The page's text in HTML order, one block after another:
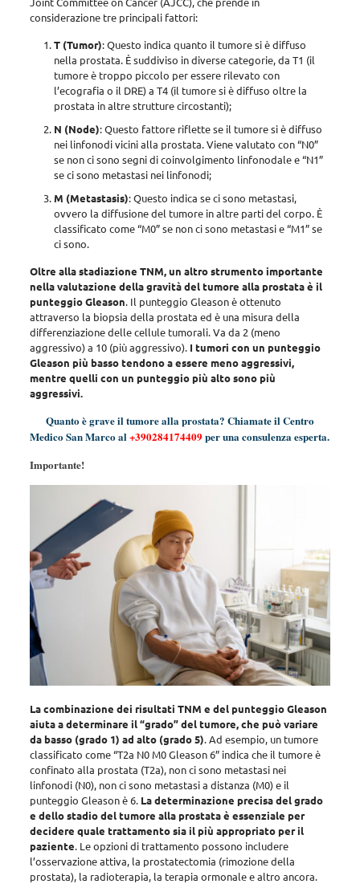
considerazione tre principali fattori:
T (Tumor): Questo indica quanto il tumore si è diffuso
nella prostata. È suddiviso in diverse categorie, da T1 (il
tumore è troppo piccolo per essere rilevato con
l’ecografia o il DRE) a T4 (il tumore si è diffuso oltre la
prostata in altre strutture circostanti);
N (Node): Questo fattore riflette se il tumore si è diffuso
nei linfonodi vicini alla prostata. Viene valutato con “N0”
se non ci sono segni di coinvolgimento linfonodale e “N1”
se ci sono metastasi nei linfonodi;
M (Metastasis): Questo indica se ci sono metastasi,
ovvero la diffusione del tumore in altre parti del corpo. È
classificato come “M0” se non ci sono metastasi e “M1” se
ci sono.
Oltre alla stadiazione TNM, un altro strumento importante
nella valutazione della gravità del tumore alla prostata è il
punteggio Gleason. Il punteggio Gleason è ottenuto
attraverso la biopsia della prostata ed è una misura della
differenziazione delle cellule tumorali. Va da 2 (meno
aggressivo) a 10 (più aggressivo). I tumori con un punteggio
Gleason più basso tendono a essere meno aggressivi,
mentre quelli con un punteggio più alto sono più
aggressivi.
Quanto è grave il tumore alla prostata? Chiamate il Centro
Medico San Marco al+390284174409per una consulenza esperta.
Importante!
La combinazione dei risultati TNM e del punteggio Gleason
aiuta a determinare il “grado” del tumore, che può variare
da basso (grado 1) ad alto (grado 5). Ad esempio, un tumore
classificato come “T2a N0 M0 Gleason 6” indica che il tumore è
confinato alla prostata (T2a), non ci sono metastasi nei
linfonodi (N0), non ci sono metastasi a distanza (M0) e il
punteggio Gleason è 6. La determinazione precisa del grado
e dello stadio del tumore alla prostata è essenziale per
decidere quale trattamento sia il più appropriato per il
paziente. Le opzioni di trattamento possono includere
l’osservazione attiva, la prostatectomia (rimozione della
prostata), la radioterapia, la terapia ormonale e altro ancora.